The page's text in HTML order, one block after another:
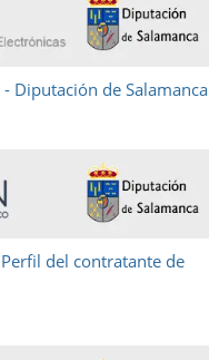
- Diputación de Salamanca
del contratante de